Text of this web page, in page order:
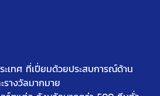
ะเทศ ที่เปี่ยมด้วยประสบการณ์ด้าน
างวัลมากมาย